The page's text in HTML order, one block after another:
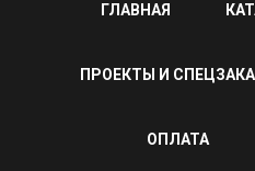
ГЛАВНАЯ
ПРОЕКТЫ И
ОПЛАТА